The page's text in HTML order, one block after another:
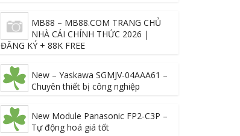
MB88 – MB88.COM TRANG CHỦ
NHÀ CÁI CHÍNH THỨC 2026 |
ĐĂNG KÝ + 88K FREE
New – Yaskawa SGMJV-04AAA61 –
Chuyên thiết bị công nghiệp
New Module Panasonic FP2-C3P –
Tự động hoá giá tốt